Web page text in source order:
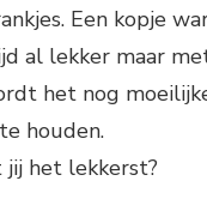
Een kopje
al lekker maar
het nog
houden.
het lekkerst?